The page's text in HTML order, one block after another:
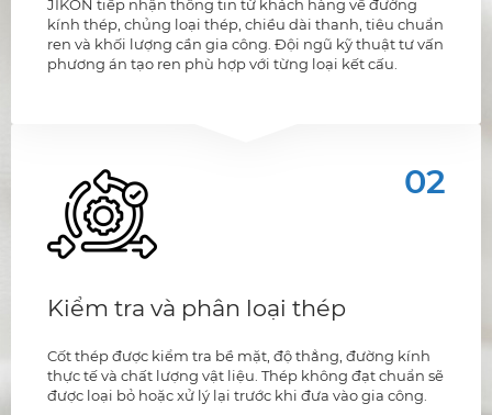
JIKON tiếp nhận thông tin từ khách hàng về đường
kính thép, chủng loại thép, chiều dài thanh, tiêu chuẩn
ren và khối lượng cần gia công. Đội ngũ kỹ thuật tư vấn
phương án tạo ren phù hợp với từng loại kết cấu.
02
Kiểm tra và phân loại thép
Cốt thép được kiểm tra bề mặt, độ thẳng, đường kính
thực tế và chất lượng vật liệu. Thép không đạt chuẩn sẽ
được loại bỏ hoặc xử lý lại trước khi đưa vào gia công.